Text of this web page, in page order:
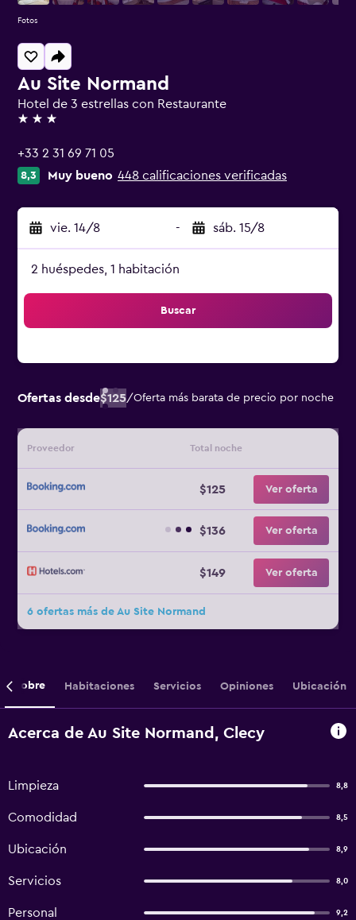
Au Site Normand
Hotel de 3 estrellas con Restaurante
3 estrellas
+33 2 31 69 71 05
8,3 Muy bueno 448 calificaciones verificadas
vie. 14/8 - sáb. 15/8
2 huéspedes, 1 habitación
Buscar
Ofertas desde$125/Oferta más barata de precio por noche
Proveedor Total noche
$125 Ver oferta
$136 Ver oferta
$149 Ver oferta
6 ofertas más de Au Site Normand
Fotos
Sobre Habitaciones Servicios Opiniones Ubicación
Acerca de Au Site Normand, Clecy
Limpieza 8,8
Comodidad 8,5
Ubicación 8,9
Servicios 8,0
Personal 9,2